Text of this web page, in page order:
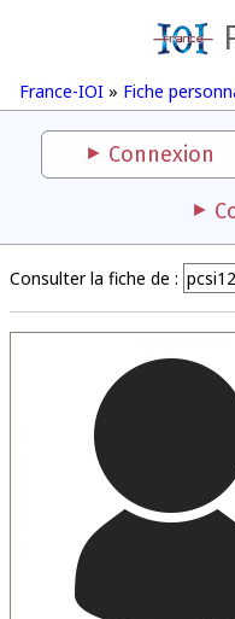
France-IOI » Fiche
Connexion
Consulter la fiche de :